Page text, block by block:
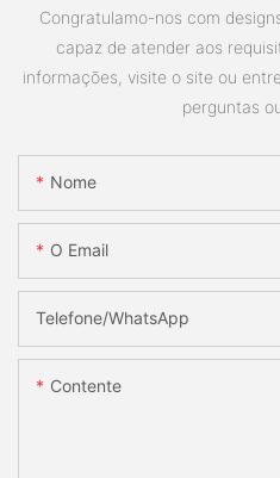
Congratulamo-nos com
capaz de atender aos
informações, visite o site ou
perguntas
Nome
O Email
Telefone/whatsApp
Contente